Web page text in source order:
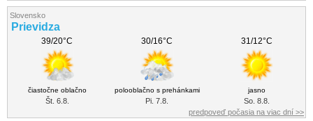
Slovensko
Prievidza
39/20°C 30/16°C 31/12°C
čiastočne oblačno polooblačno s prehánkami jasno
Št. 6.8. Pi. 7.8.
So. 8.8.
predpoveď počasia na viac dní >>